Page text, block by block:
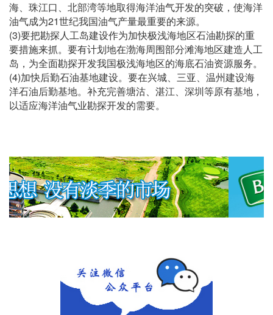
海、珠江口、北部湾等地取得海洋油气开发的突破，使海洋
油气成为21世纪我国油气产量最重要的来源。
(3)要把勘探人工岛建设作为加快极浅海地区石油勘探的重
要措施来抓。要有计划地在渤海周围部分滩海地区建造人工
岛，为全面勘探开发我国极浅海地区的海底石油资源服务。
(4)加快后勤石油基地建设。要在兴城、三亚、温州建设海
洋石油后勤基地。补充完善塘沽、湛江、深圳等原有基地，
以适应海洋油气业勘探开发的需要。